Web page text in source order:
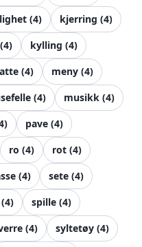
(4) kjerring (4)
(4) kylling (4)
(4) meny (4)
(4) musikk (4)
) pave (4)
ro (4) rot (4)
(4) sete (4)
(4) spille (4)
(4) syltetøy (4)